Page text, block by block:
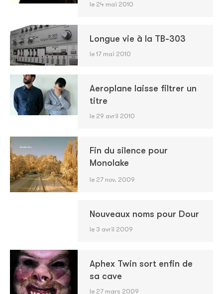
le 24 mai 2010
Longue vie à la TB-303
le 17 mai 2010
Aeroplane laisse filtrer un
titre
le 29 avril 2010
Fin du silence pour
Monolake
le 27 nov. 2009
Nouveaux noms pour Dour
le 3 avril 2009
Aphex Twin sort enfin de
sa cave
le 27 mars 2009